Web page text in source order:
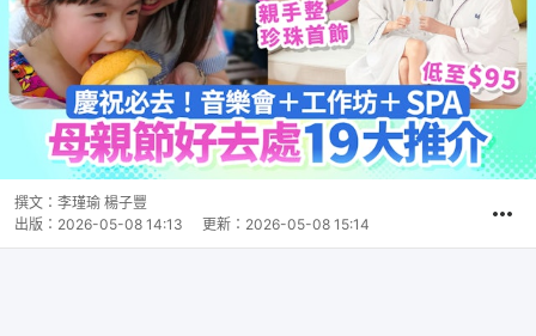
撰文： 李瑾瑜 楊子豐
出版： 2026-05-08 14:13 更新： 2026-05-08 15:14